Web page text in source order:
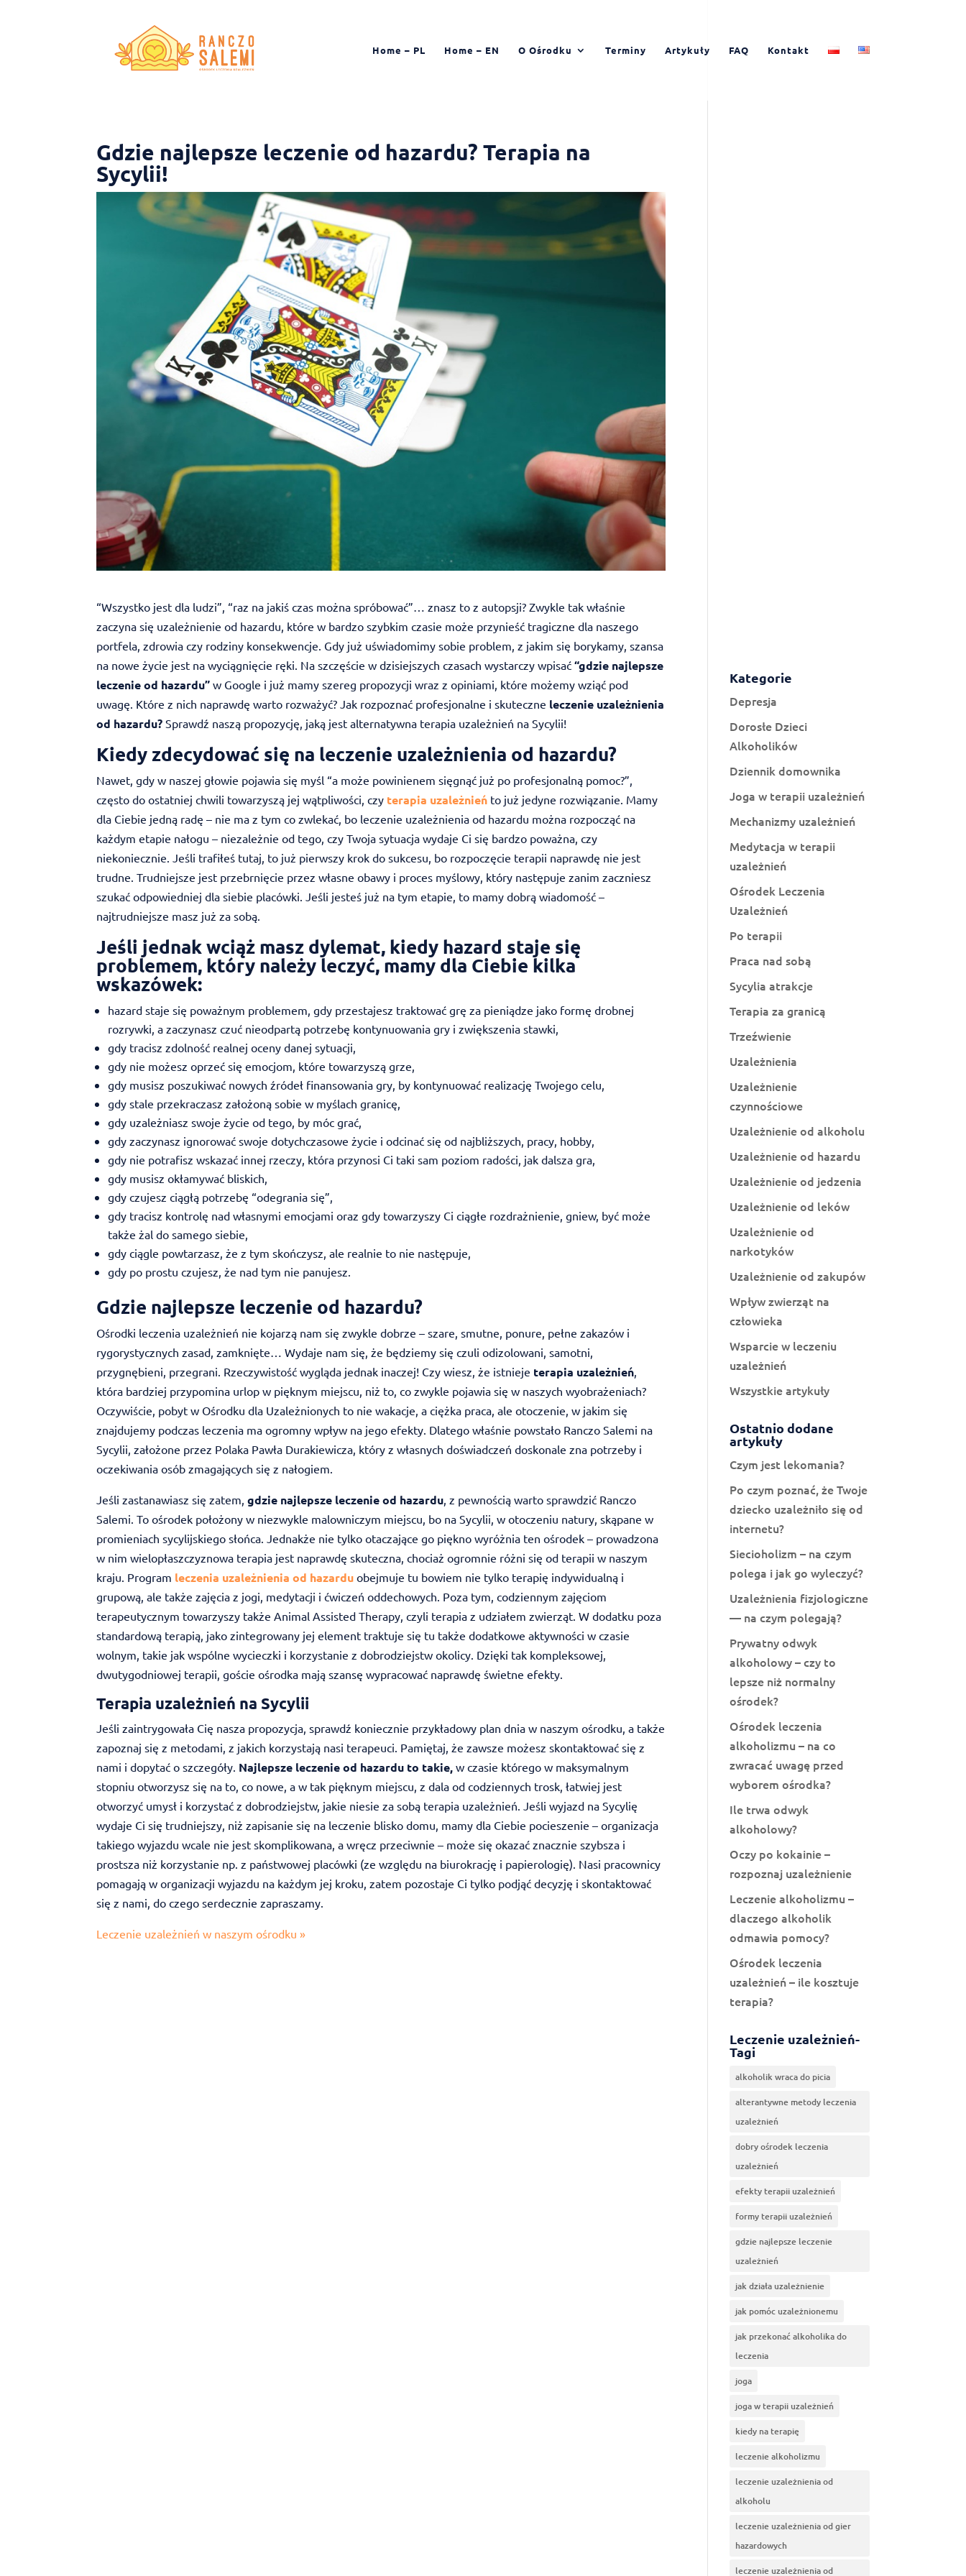
Home – PL Home – EN O Ośrodku Terminy Artykuły FAQ Kontakt
Gdzie najlepsze leczenie od hazardu? Terapia na
Sycylii!
“Wszystko jest dla ludzi”, “raz na jakiś czas można spróbować”… znasz to z autopsji? Zwykle tak właśnie
zaczyna się uzależnienie od hazardu, które w bardzo szybkim czasie może przynieść tragiczne dla naszego
portfela, zdrowia czy rodziny konsekwencje. Gdy już uświadomimy sobie problem, z jakim się borykamy, szansa
na nowe życie jest na wyciągnięcie ręki. Na szczęście w dzisiejszych czasach wystarczy wpisać“gdzie najlepsze
leczenie od hazardu” w Google i już mamy szereg propozycji wraz z opiniami, które możemy wziąć pod
uwagę. Które z nich naprawdę warto rozważyć? Jak rozpoznać profesjonalne i skuteczne leczenie uzależnienia
od hazardu? Sprawdź naszą propozycję, jaką jest alternatywna terapia uzależnień na Sycylii!
Kiedy zdecydować się na leczenie uzależnienia od hazardu?
Nawet, gdy w naszej głowie pojawia się myśl “a może powinienem sięgnąć już po profesjonalną pomoc?”,
często do ostatniej chwili towarzyszą jej wątpliwości, czy terapia uzależnień to już jedyne rozwiązanie. Mamy
dla Ciebie jedną radę – nie ma z tym co zwlekać, bo leczenie uzależnienia od hazardu można rozpocząć na
każdym etapie nałogu – niezależnie od tego, czy Twoja sytuacja wydaje Ci się bardzo poważna, czy
niekoniecznie. Jeśli trafiłeś tutaj, to już pierwszy krok do sukcesu, bo rozpoczęcie terapii naprawdę nie jest
trudne. Trudniejsze jest przebrnięcie przez własne obawy i proces myślowy, który następuje zanim zaczniesz
szukać odpowiedniej dla siebie placówki. Jeśli jesteś już na tym etapie, to mamy dobrą wiadomość –
najtrudniejsze masz już za sobą.
Jeśli jednak wciąż masz dylemat, kiedy hazard staje się
problemem, który należy leczyć, mamy dla Ciebie kilka
wskazówek:
hazard staje się poważnym problemem, gdy przestajesz traktować grę za pieniądze jako formę drobnej
rozrywki, a zaczynasz czuć nieodpartą potrzebę kontynuowania gry i zwiększenia stawki,
gdy tracisz zdolność realnej oceny danej sytuacji,
gdy nie możesz oprzeć się emocjom, które towarzyszą grze,
gdy musisz poszukiwać nowych źródeł finansowania gry, by kontynuować realizację Twojego celu,
gdy stale przekraczasz założoną sobie w myślach granicę,
gdy uzależniasz swoje życie od tego, by móc grać,
gdy zaczynasz ignorować swoje dotychczasowe życie i odcinać się od najbliższych, pracy, hobby,
gdy nie potrafisz wskazać innej rzeczy, która przynosi Ci taki sam poziom radości, jak dalsza gra,
gdy musisz okłamywać bliskich,
gdy czujesz ciągłą potrzebę “odegrania się”,
gdy tracisz kontrolę nad własnymi emocjami oraz gdy towarzyszy Ci ciągłe rozdrażnienie, gniew, być może
także żal do samego siebie,
gdy ciągle powtarzasz, że z tym skończysz, ale realnie to nie następuje,
gdy po prostu czujesz, że nad tym nie panujesz.
Gdzie najlepsze leczenie od hazardu?
Ośrodki leczenia uzależnień nie kojarzą nam się zwykle dobrze – szare, smutne, ponure, pełne zakazów i
rygorystycznych zasad, zamknięte… Wydaje nam się, że będziemy się czuli odizolowani, samotni,
przygnębieni, przegrani. Rzeczywistość wygląda jednak inaczej! Czy wiesz, że istnieje terapia uzależnień,
która bardziej przypomina urlop w pięknym miejscu, niż to, co zwykle pojawia się w naszych wyobrażeniach?
Oczywiście, pobyt w Ośrodku dla Uzależnionych to nie wakacje, a ciężka praca, ale otoczenie, w jakim się
znajdujemy podczas leczenia ma ogromny wpływ na jego efekty. Dlatego właśnie powstało Ranczo Salemi na
Sycylii, założone przez Polaka Pawła Durakiewicza, który z własnych doświadczeń doskonale zna potrzeby i
oczekiwania osób zmagających się z nałogiem.
Jeśli zastanawiasz się zatem,gdzie najlepsze leczenie od hazardu, z pewnością warto sprawdzić Ranczo
Salemi. To ośrodek położony w niezwykle malowniczym miejscu, bo na Sycylii, w otoczeniu natury, skąpane w
promieniach sycylijskiego słońca. Jednakże nie tylko otaczające go piękno wyróżnia ten ośrodek – prowadzona
w nim wielopłaszczyznowa terapia jest naprawdę skuteczna, chociaż ogromnie różni się od terapii w naszym
kraju. Program leczenia uzależnienia od hazardu obejmuje tu bowiem nie tylko terapię indywidualną i
grupową, ale także zajęcia z jogi, medytacji i ćwiczeń oddechowych. Poza tym, codziennym zajęciom
terapeutycznym towarzyszy także Animal Assisted Therapy, czyli terapia z udziałem zwierząt. W dodatku poza
standardową terapią, jako zintegrowany jej element traktuje się tu także dodatkowe aktywności w czasie
wolnym, takie jak wspólne wycieczki i korzystanie z dobrodziejstw okolicy. Dzięki tak kompleksowej,
dwutygodniowej terapii, goście ośrodka mają szansę wypracować naprawdę świetne efekty.
Terapia uzależnień na Sycylii
Jeśli zaintrygowała Cię nasza propozycja, sprawdź koniecznie przykładowy plan dnia w naszym ośrodku, a także
zapoznaj się z metodami, z jakich korzystają nasi terapeuci. Pamiętaj, że zawsze możesz skontaktować się z
nami i dopytać o szczegóły. Najlepsze leczenie od hazardu to takie, w czasie którego w maksymalnym
stopniu otworzysz się na to, co nowe, a w tak pięknym miejscu, z dala od codziennych trosk, łatwiej jest
otworzyć umysł i korzystać z dobrodziejstw, jakie niesie za sobą terapia uzależnień. Jeśli wyjazd na Sycylię
wydaje Ci się trudniejszy, niż zapisanie się na leczenie blisko domu, mamy dla Ciebie pocieszenie – organizacja
takiego wyjazdu wcale nie jest skomplikowana, a wręcz przeciwnie – może się okazać znacznie szybsza i
prostsza niż korzystanie np. z państwowej placówki (ze względu na biurokrację i papierologię). Nasi pracownicy
pomagają w organizacji wyjazdu na każdym jej kroku, zatem pozostaje Ci tylko podjąć decyzję i skontaktować
się z nami, do czego serdecznie zapraszamy.
Leczenie uzależnień w naszym ośrodku »
Kategorie
Depresja
Dorosłe Dzieci
Alkoholików
Dziennik domownika
Joga w terapii uzależnień
Mechanizmy uzależnień
Medytacja w terapii
uzależnień
Ośrodek Leczenia
Uzależnień
Po terapii
Praca nad sobą
Sycylia atrakcje
Terapia za granicą
Trzeźwienie
Uzależnienia
Uzależnienie
czynnościowe
Uzależnienie od alkoholu
Uzależnienie od hazardu
Uzależnienie od jedzenia
Uzależnienie od leków
Uzależnienie od
narkotyków
Uzależnienie od zakupów
Wpływ zwierząt na
człowieka
Wsparcie w leczeniu
uzależnień
Wszystkie artykuły
Ostatnio dodane
artykuły
Czym jest lekomania?
Po czym poznać, że Twoje
dziecko uzależniło się od
internetu?
Siecioholizm – na czym
polega i jak go wyleczyć?
Uzależnienia fizjologiczne
— na czym polegają?
Prywatny odwyk
alkoholowy – czy to
lepsze niż normalny
ośrodek?
Ośrodek leczenia
alkoholizmu – na co
zwracać uwagę przed
wyborem ośrodka?
Ile trwa odwyk
alkoholowy?
Oczy po kokainie –
rozpoznaj uzależnienie
Leczenie alkoholizmu –
dlaczego alkoholik
odmawia pomocy?
Ośrodek leczenia
uzależnień – ile kosztuje
terapia?
Leczenie uzależnień-
Tagi
alkoholik wraca do picia
alterantywne metody leczenia
uzależnień
dobry ośrodek leczenia
uzależnień
efekty terapii uzależnień
formy terapii uzależnień
gdzie najlepsze leczenie
uzależnień
jak działa uzależnienie
jak pomóc uzależnionemu
jak przekonać alkoholika do
leczenia
joga
joga w terapii uzależnień
kiedy na terapię
leczenie alkoholizmu
leczenie uzależnienia od
alkoholu
leczenie uzależnienia od gier
hazardowych
leczenie uzależnienia od